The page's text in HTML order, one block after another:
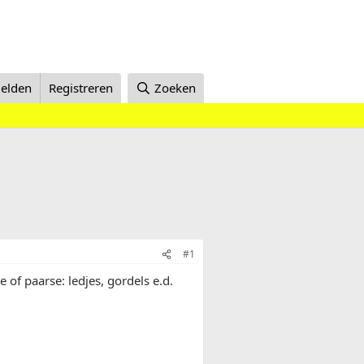
Registreren Zoeken
#1
of paarse: ledjes, gordels e.d.